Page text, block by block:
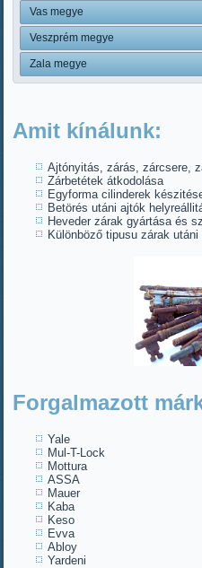
Vas megye
Veszprém megye
Zala megye
Amit kínálunk:
Ajtónyitás, zárás, zárcsere,
Zárbetétek átkodolása
Egyforma cilinderek
Betörés utáni ajtók
Heveder zárak gyártása és
Különböző tipusu zárak
Forgalmazott
Yale
Mul-T-Lock
Mottura
ASSA
Mauer
Kaba
Keso
Evva
Abloy
Yardeni